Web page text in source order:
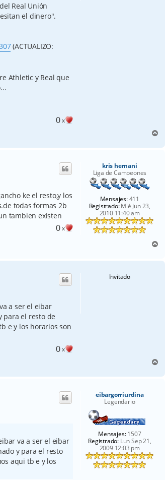
Real Unión
el dinero".
(ACTUALIZO:
Athletic y Real que
0x
r
kris hernani
Liga de Campeones
Mensajes:411
Registrado:Mié Jun 23,
2010 11:40 am
ke el resto,y los
todas formas 2b
tambien existen
0x
r
Invitado
a ser el eibar
para el resto de
e y los horarios son
0x
r
eibargorriurdina
Legendario
Mensajes:1507
Registrado:Lun Sep 21,
2009 12:03 pm
va a ser el eibar
y para el resto
aqui tb e y los